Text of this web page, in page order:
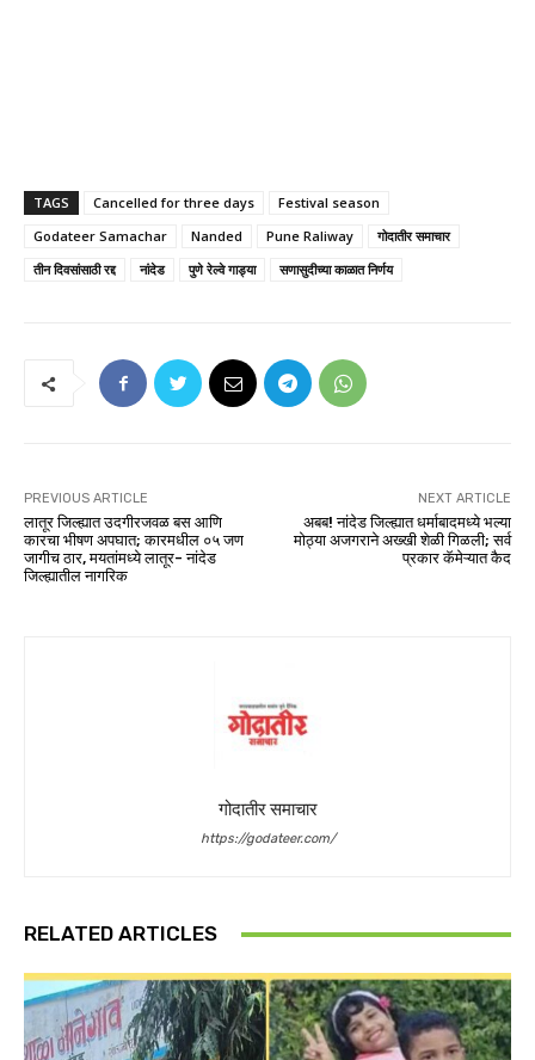
TAGS Cancelled for three days
Festival season
Godateer Samachar
Nanded Pune Raliway
गोदातीर समाचार
तीन दिवसांसाठी रद्द
नांदेड पुणे रेल्वे गाड्या सणासुदीच्या काळात निर्णय
PREVIOUS ARTICLE
लातूर जिल्ह्यात उदगीरजवळ बस आणि
कारचा भीषण अपघात; कारमधील ०५ जण
जागीच ठार, मयतांमध्ये लातूर- नांदेड
जिल्ह्यातील नागरिक
NEXT ARTICLE
अबब! नांदेड जिल्ह्यात धर्माबादमध्ये भल्या
मोठ्या अजगराने अख्खी शेळी गिळली; सर्व
प्रकार कॅमेऱ्यात कैद
गोदातीर समाचार
https://godateer.com/
RELATED ARTICLES